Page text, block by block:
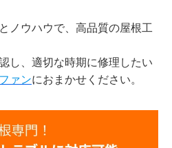
ノウハウで、高品質の屋根工
し、適切な時期に修理したい
ァンにおまかせください。